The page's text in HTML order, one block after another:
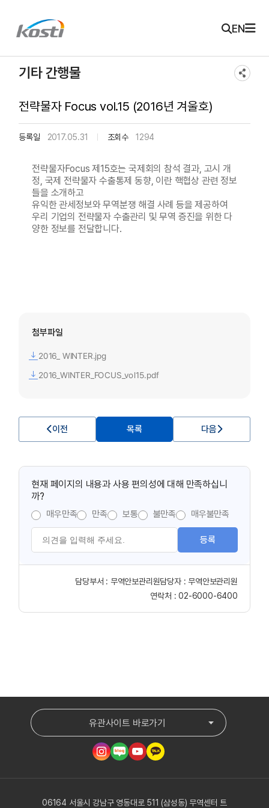
KOSTI 메인 페이지로 이동 EN
기타 간행물
전략물자 Focus vol.15 (2016년 겨울호)
등록일 2017.05.31 조회수 1294
전략물자Focus 제15호는 국제회의 참석 결과, 고시 개
정, 국제 전략물자 수출통제 동향, 이란 핵협상 관련 정보
들을 소개하고
유익한 관세정보와 무역분쟁 해결 사례 등을 제공하여
우리 기업의 전략물자 수출관리 및 무역 증진을 위한 다
양한 정보를 전달합니다.
첨부파일
2016_ WINTER.jpg
2016_WINTER_FOCUS_vol15.pdf
이전 목록 다음
현재 페이지의 내용과 사용 편의성에 대해 만족하십니
까?
매우만족 만족 보통 불만족 매우불만족
등록
담당부서 : 무역안보관리원담당자 : 무역안보관리원
연락처 :02-6000-6400
유관사이트 바로가기
06164 서울시 강남구 영동대로 511 (삼성동) 무역센터 트